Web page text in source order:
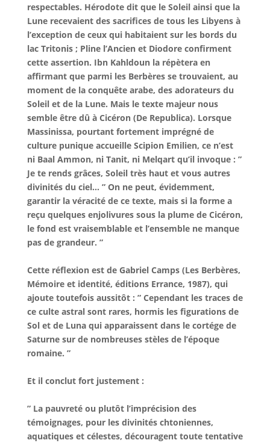
respectables. Hérodote dit que le Soleil ainsi que la
Lune recevaient des sacrifices de tous les Libyens à
l’exception de ceux qui habitaient sur les bords du
lac Tritonis ; Pline l’Ancien et Diodore confirment
cette assertion. Ibn Kahldoun la répètera en
affirmant que parmi les Berbères se trouvaient, au
moment de la conquête arabe, des adorateurs du
Soleil et de la Lune. Mais le texte majeur nous
semble être dû à Cicéron (De Republica). Lorsque
Massinissa, pourtant fortement imprégné de
culture punique accueille Scipion Emilien, ce n’est
ni Baal Ammon, ni Tanit, ni Melqart qu’il invoque : ”
Je te rends grâces, Soleil très haut et vous autres
divinités du ciel… ” On ne peut, évidemment,
garantir la véracité de ce texte, mais si la forme a
reçu quelques enjolivures sous la plume de Cicéron,
le fond est vraisemblable et l’ensemble ne manque
pas de grandeur. ”
Cette réflexion est de Gabriel Camps (Les Berbères,
Mémoire et identité, éditions Errance, 1987), qui
ajoute toutefois aussitôt : ” Cependant les traces de
ce culte astral sont rares, hormis les figurations de
Sol et de Luna qui apparaissent dans le cortége de
Saturne sur de nombreuses stèles de l’époque
romaine. ”
Et il conclut fort justement :
” La pauvreté ou plutôt l’imprécision des
témoignages, pour les divinités chtoniennes,
aquatiques et célestes, découragent toute tentative